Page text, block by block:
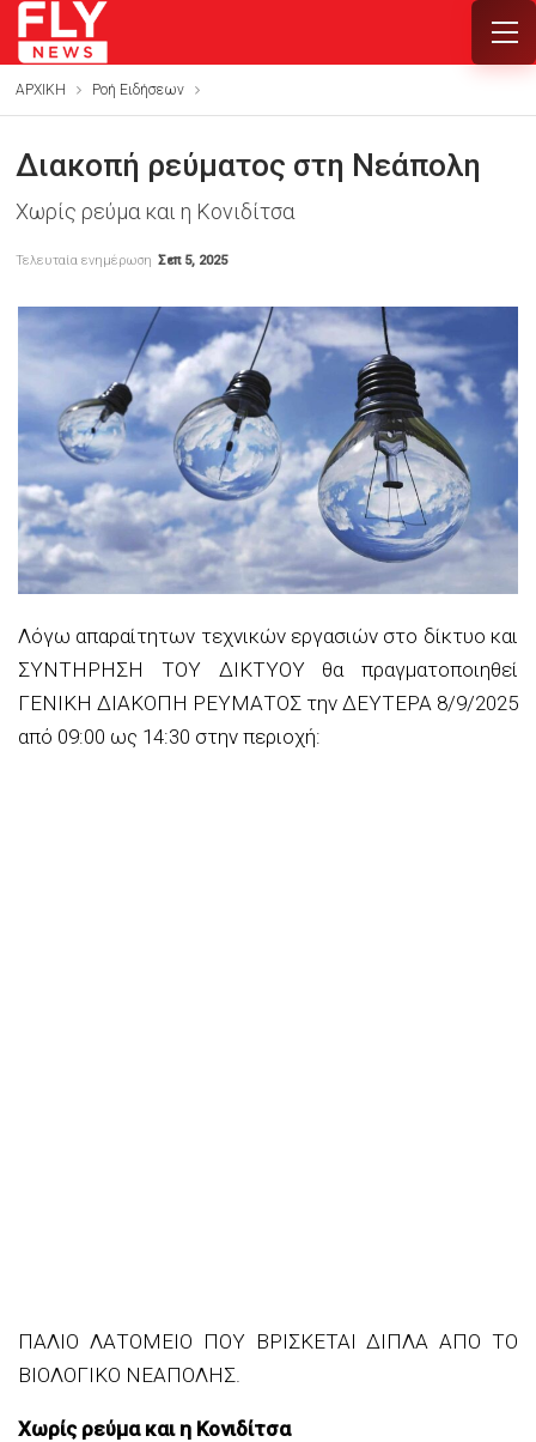
ΑΡΧΙΚΗ Ροή Ειδήσεων
Διακοπή ρεύματος στη Νεάπολη
Χωρίς ρεύμα και η Κονιδίτσα
Τελευταία ενημέρωση Σεπ 5, 2025
Λόγω απαραίτητων τεχνικών εργασιών στο δίκτυο και
ΣΥΝΤΗΡΗΣΗ
ΤΟΥ ΔΙΚΤΥΟΥ
θα πραγματοποιηθεί
ΓΕΝΙΚΗ ΔΙΑΚΟΠΗ ΡΕΥΜΑΤΟΣ την ΔΕΥΤΕΡΑ 8/9/2025
από 09:00 ως 14:30 στην περιοχή:
ΠΑΛΙΟ ΛΑΤΟΜΕΙΟ ΠΟΥ ΒΡΙΣΚΕΤΑΙ ΔΙΠΛΑ ΑΠΟ ΤΟ
ΒΙΟΛΟΓΙΚΟ ΝΕΑΠΟΛΗΣ.
Χωρίς ρεύμα και η Κονιδίτσα